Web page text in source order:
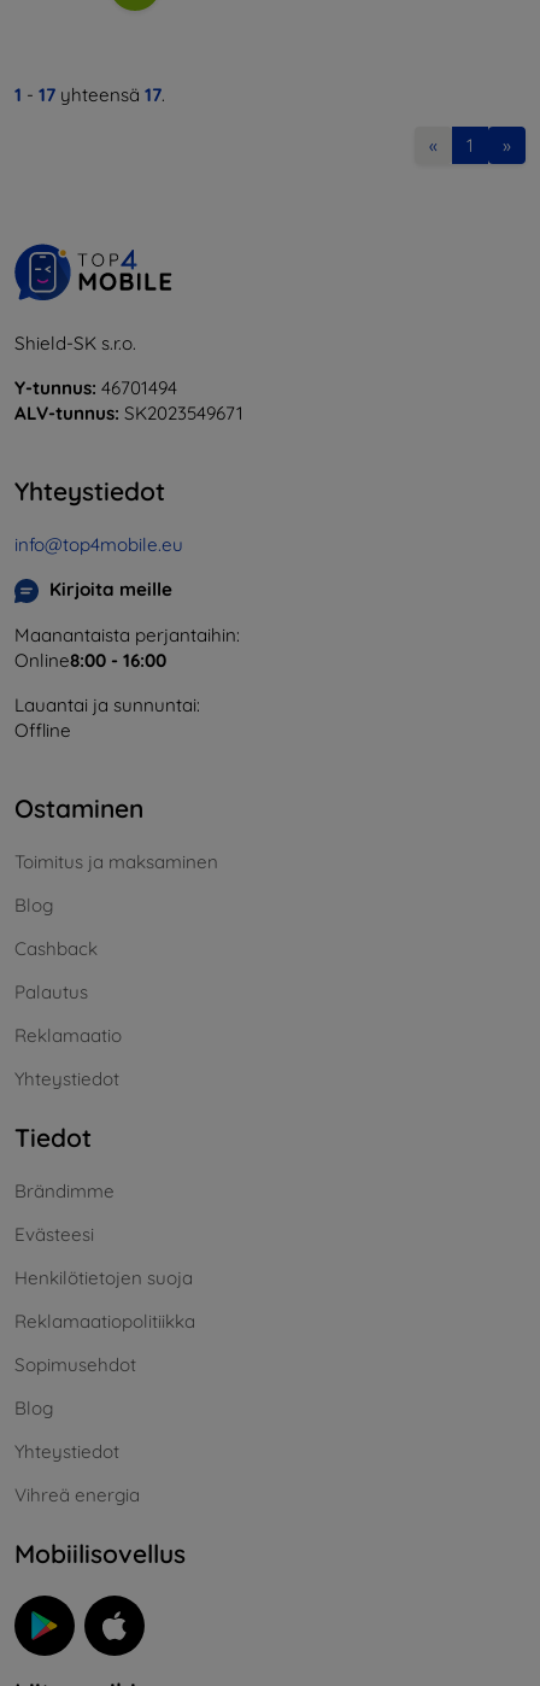
1 - 17 yhteensä 17.
« 1 »
Shield-SK s.r.o.
Y-tunnus: 46701494
ALV-tunnus: SK2023549671
Yhteystiedot
info@top4mobile.eu
Kirjoita meille
Maanantaista perjantaihin:
Online8:00 - 16:00
Lauantai ja sunnuntai:
Offline
Ostaminen
Toimitus ja maksaminen
Blog
Cashback
Palautus
Reklamaatio
Yhteystiedot
Tiedot
Brändimme
Evästeesi
Henkilötietojen suoja
Reklamaatiopolitiikka
Sopimusehdot
Blog
Yhteystiedot
Vihreä energia
Mobiilisovellus